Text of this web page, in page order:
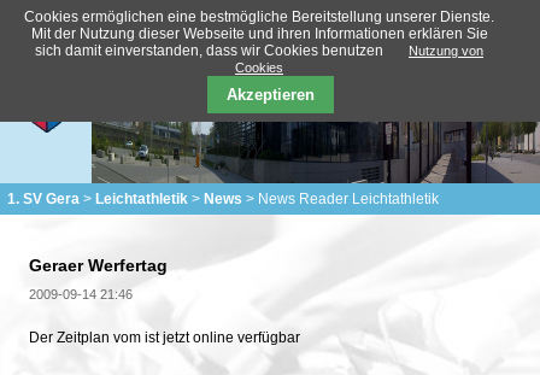
1. SV Gera Leichtathletik News News Reader Leichtathletik
Geraer Werfertag
2009-09-14 21:46
Der Zeitplan vom ist jetzt online verfügbar
Cookies ermöglichen eine bestmögliche Bereitstellung unserer Dienste.
Mit der Nutzung dieser Webseite und ihren Informationen erklären Sie
sich damit einverstanden, dass wir Cookies benutzen
Nutzung von
Cookies
Akzeptieren